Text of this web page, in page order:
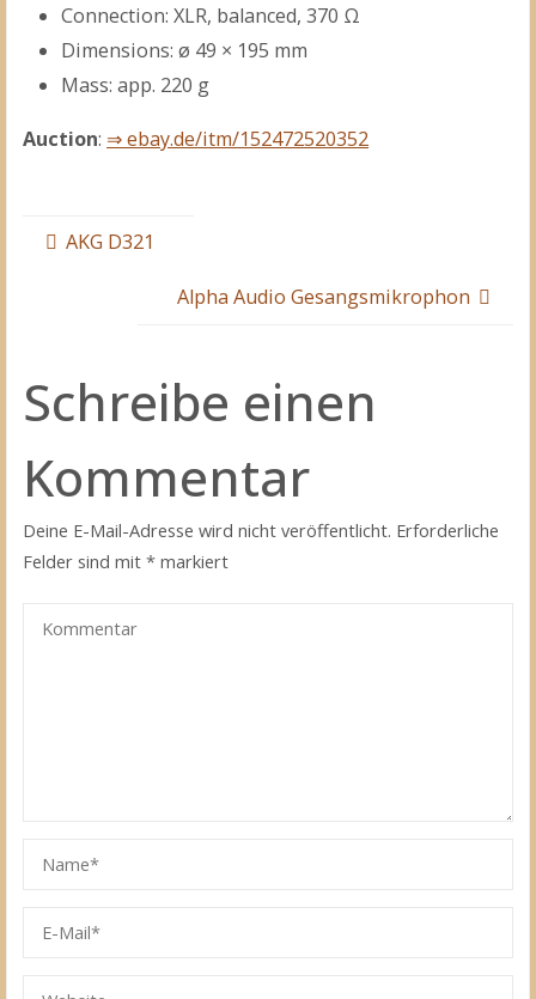
Connection: XLR, balanced, 370 Ω
Dimensions: ø 49 × 195 mm
Mass: app. 220 g
Auction: ⇒ ebay.de/itm/152472520352
AKG D321
Alpha Audio Gesangsmikrophon
Schreibe einen
Kommentar
Deine E-Mail-Adresse wird nicht veröffentlicht. Erforderliche
Felder sind mit* markiert